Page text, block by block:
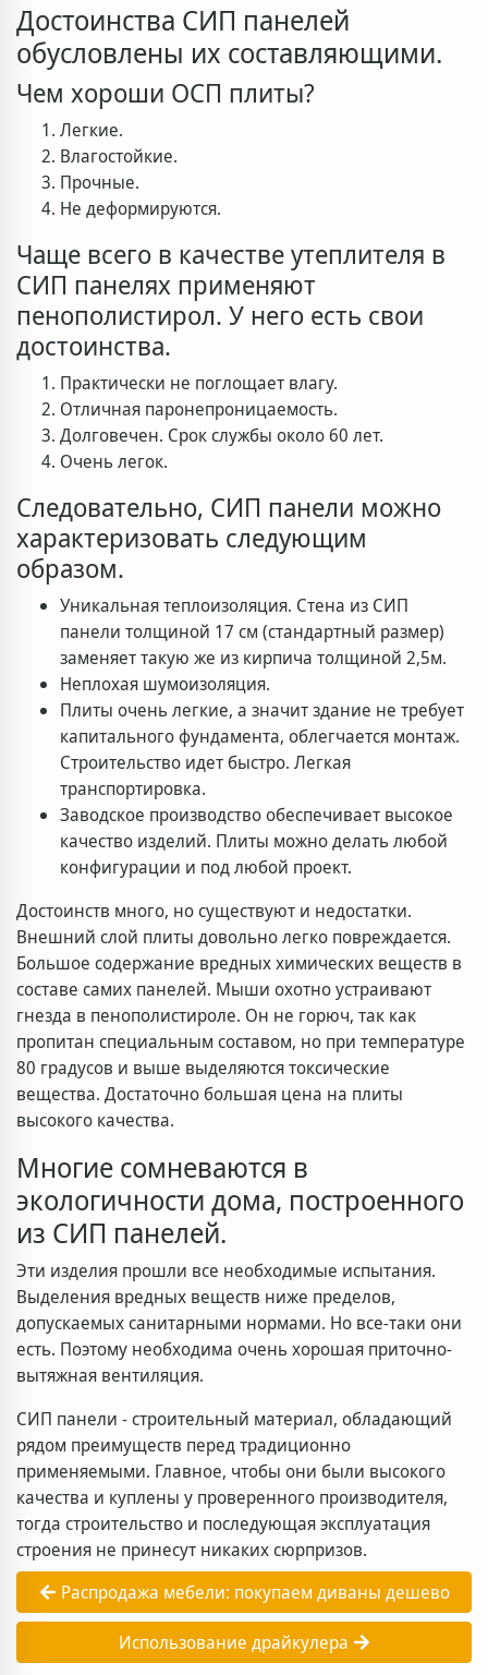
Достоинства СИП панелей
обусловлены их составляющими.
Чем хороши ОСП плиты?
Легкие.
Влагостойкие.
Прочные.
Не деформируются.
Чаще всего в качестве утеплителя в
СИП панелях применяют
пенополистирол. У него есть свои
достоинства.
Практически не поглощает влагу.
Отличная паронепроницаемость.
Долговечен. Срок службы около 60 лет.
Очень легок.
Следовательно, СИП панели можно
характеризовать следующим
образом.
Уникальная теплоизоляция. Стена из СИП
панели толщиной 17 см (стандартный размер)
заменяет такую же из кирпича толщиной 2,5м.
Неплохая шумоизоляция.
Плиты очень легкие, а значит здание не требует
капитального фундамента, облегчается монтаж.
Строительство идет быстро. Легкая
транспортировка.
Заводское производство обеспечивает высокое
качество изделий. Плиты можно делать любой
конфигурации и под любой проект.
Достоинств много, но существуют и недостатки.
Внешний слой плиты довольно легко повреждается.
Большое содержание вредных химических веществ в
составе самих панелей. Мыши охотно устраивают
гнезда в пенополистироле. Он не горюч, так как
пропитан специальным составом, но при температуре
80 градусов и выше выделяются токсические
вещества. Достаточно большая цена на плиты
высокого качества.
Многие сомневаются в
экологичности дома, построенного
из СИП панелей.
Эти изделия прошли все необходимые испытания.
Выделения вредных веществ ниже пределов,
допускаемых санитарными нормами. Но все-таки они
есть. Поэтому необходима очень хорошая приточно-
вытяжная вентиляция.
СИП панели - строительный материал, обладающий
рядом преимуществ перед традиционно
применяемыми. Главное, чтобы они были высокого
качества и куплены у проверенного производителя,
тогда строительство и последующая эксплуатация
строения не принесут никаких сюрпризов.
Распродажа мебели: покупаем диваны дешево
Использование драйкулера